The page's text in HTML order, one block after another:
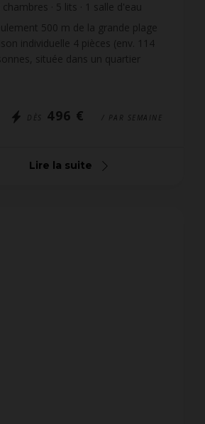
chambres 5 lits 1 salle d'eau
500 m de la grande plage
individuelle 4 pièces (env. 114
située dans un quartier
DÈS 496 € / PAR SEMAINE
Lire la suite